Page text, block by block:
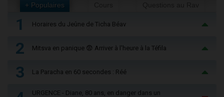
+ Populaires
1 Horaires du Jeûne de Ticha Béav
2 Mitsva en panique 😨 Arriver à l'heure à la Téfila
3 La Paracha en 60 secondes : Réé
URGENCE - Diane, 80 ans, en danger dans un